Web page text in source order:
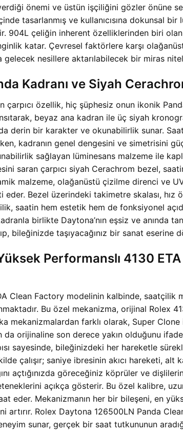
önemi ve üstün işçiliğini gözler önüne
tasarlanmış ve kullanıcısına dokunsal
çeliğin inherent özelliklerinden biri olan
katar. Çevresel faktörlere karşı
nesillere aktarılabilecek bir miras
Kadranı ve Siyah
özellik, hiç şüphesiz onun ikonik
beyaz ana kadran ile üç siyah
derin bir karakter ve okunabilirlik sunar.
kadranın genel dengesini ve simetrisini
sağlayan lüminesans malzeme ile
saran çarpıcı siyah Cerachrom bezel,
malzeme, olağanüstü çizilme direnci ve UV
eder. Bezel üzerindeki takimetre skalası, hız
saatin hem estetik hem de fonksiyonel
birlikte Daytona’nın eşsiz ve anında
bileğinizde taşıyacağınız bir sanat eserine
Performanslı 4130
Clean Factory modelinin kalbinde,
Bu özel mekanizma, orijinal Rolex
mekanizmalardan farklı olarak, Super
da orijinaline son derece yakın olduğunu
sayesinde, bileğinizdeki her hareketle
çalışır; saniye ibresinin akıcı hareketi,
açtığınızda göreceğiniz köprüler ve
açıkça gösterir. Bu özel kalibre,
eder. Mekanizmanın her bir bileşeni, en
artırır. Rolex Daytona 126500LN Panda
sunar, gerçek bir saat tutkununun